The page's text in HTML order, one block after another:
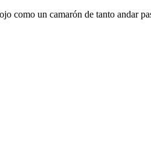
como un camarón de tanto andar